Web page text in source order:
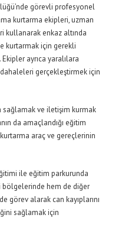
görevli profesyonel
kurtarma ekipleri, uzman
kullanarak enkaz altında
kurtarmak için gerekli
ayrıca yaralılara
gerçekleştirmek için
ve iletişim kurmak
da amaçlandığı eğitim
araç ve gereçlerinin
ile eğitim parkurunda
hem de diğer
alarak can kayıplarını
sağlamak için